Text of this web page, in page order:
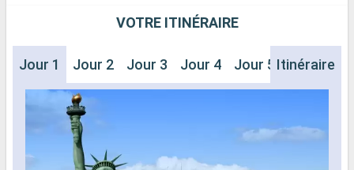
VOTRE ITINÉRAIRE
Jour 1 Jour 2 Jour 3 Jour 4 Jour 5 Jour 6
Itinéraire